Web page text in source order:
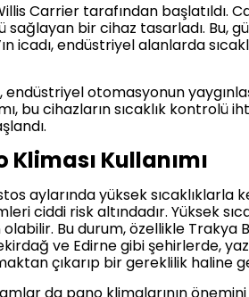
Carrier tarafından başlatıldı.
bir cihaz tasarladı. Bu,
icadı, endüstriyel alanlarda
endüstriyel otomasyonun
bu cihazların sıcaklık kontrolü
Kullanımı
aylarında yüksek sıcaklıklarla
ciddi risk altındadır. Yüksek
olabilir. Bu durum, özellikle
ve Edirne gibi şehirlerde, yaz
çıkarıp bir gereklilik haline